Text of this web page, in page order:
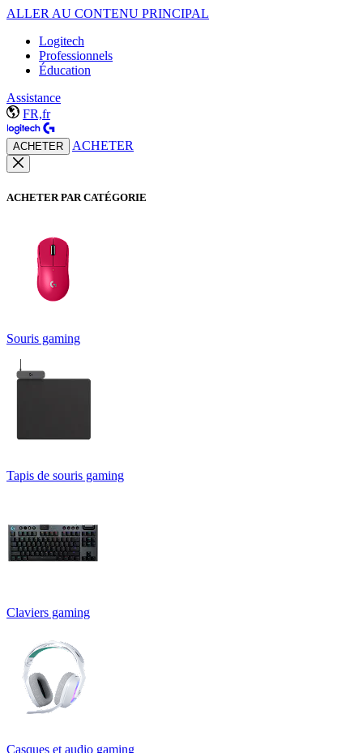
ALLER AU CONTENU PRINCIPAL
Logitech
Professionnels
Éducation
Assistance
FR,fr
ACHETER ACHETER
ACHETER PAR CATÉGORIE
Souris gaming
Tapis de souris gaming
Claviers gaming
Casques et audio gaming